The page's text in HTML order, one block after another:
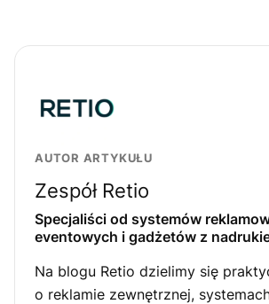
AUTOR ARTYKUŁU
Zespół Retio
Specjaliści od systemów
eventowych i gadżetów z
Na blogu Retio dzielimy się
o reklamie zewnętrznej,